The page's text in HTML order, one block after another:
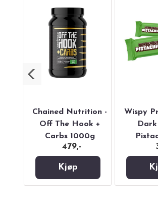
Chained Nutrition -
Off The Hook +
Carbs 1000g
479,-
Kjøp
Wispy